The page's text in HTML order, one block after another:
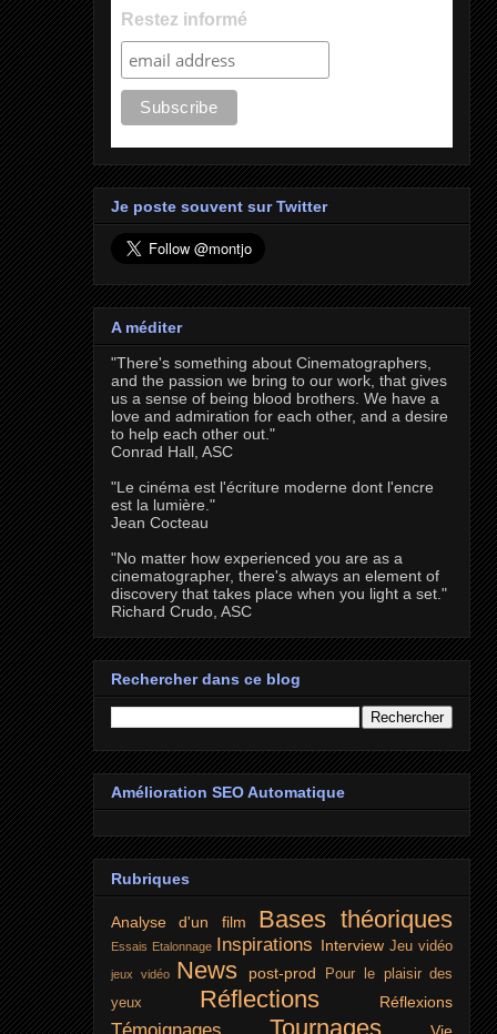
Restez informé
Je poste souvent sur Twitter
A méditer
"There's something about Cinematographers,
and the passion we bring to our work, that gives
us a sense of being blood brothers. We have a
love and admiration for each other, and a desire
to help each other out."
Conrad Hall, ASC
"Le cinéma est l'écriture moderne dont l'encre
est la lumière."
Jean Cocteau
"No matter how experienced you are as a
cinematographer, there's always an element of
discovery that takes place when you light a set."
Richard Crudo, ASC
Rechercher dans ce blog
Amélioration SEO Automatique
Rubriques
Analyse d'un film Bases théoriques
Essais Etalonnage Inspirations Interview Jeu vidéo
jeux vidéo News post-prod
Pour le plaisir des
yeux
Réflections Réflexions
Témoignages Tournages Vie